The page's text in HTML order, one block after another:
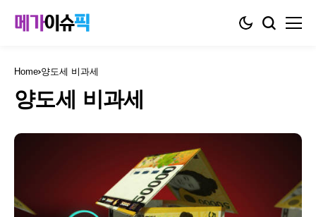
Home 양도세 비과세
양도세 비과세